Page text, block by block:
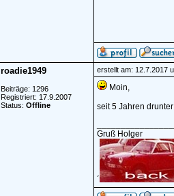
roadie1949
Beiträge: 1296
Registriert: 17.9.2007
Status: Offline
erstellt am: 12.7.2017
Moin,
seit 5 Jahren
Gruß Holger
´